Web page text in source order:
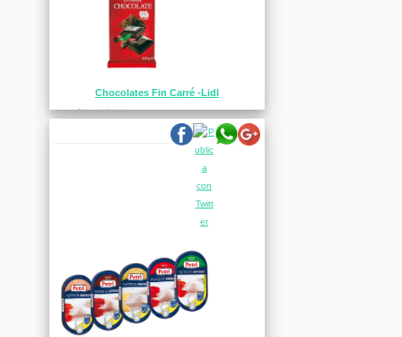
Chocolates Fin Carré -Lidl